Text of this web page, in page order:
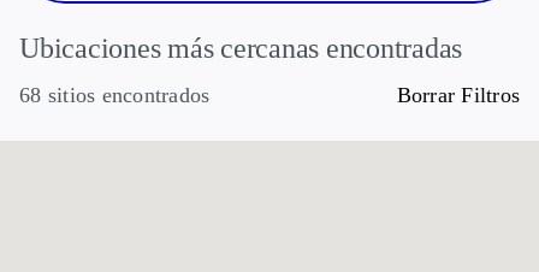
Ubicaciones más cercanas encontradas
68 sitios encontrados